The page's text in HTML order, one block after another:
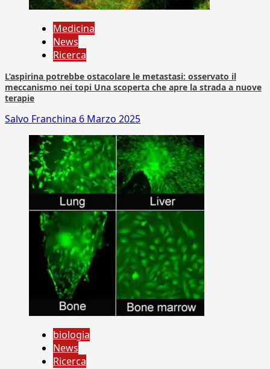
Medicina
News
Ricerca
L’aspirina potrebbe ostacolare le metastasi: osservato il
meccanismo nei topi Una scoperta che apre la strada a nuove
terapie
Salvo Franchina 6 Marzo 2025
biologia
News
Ricerca